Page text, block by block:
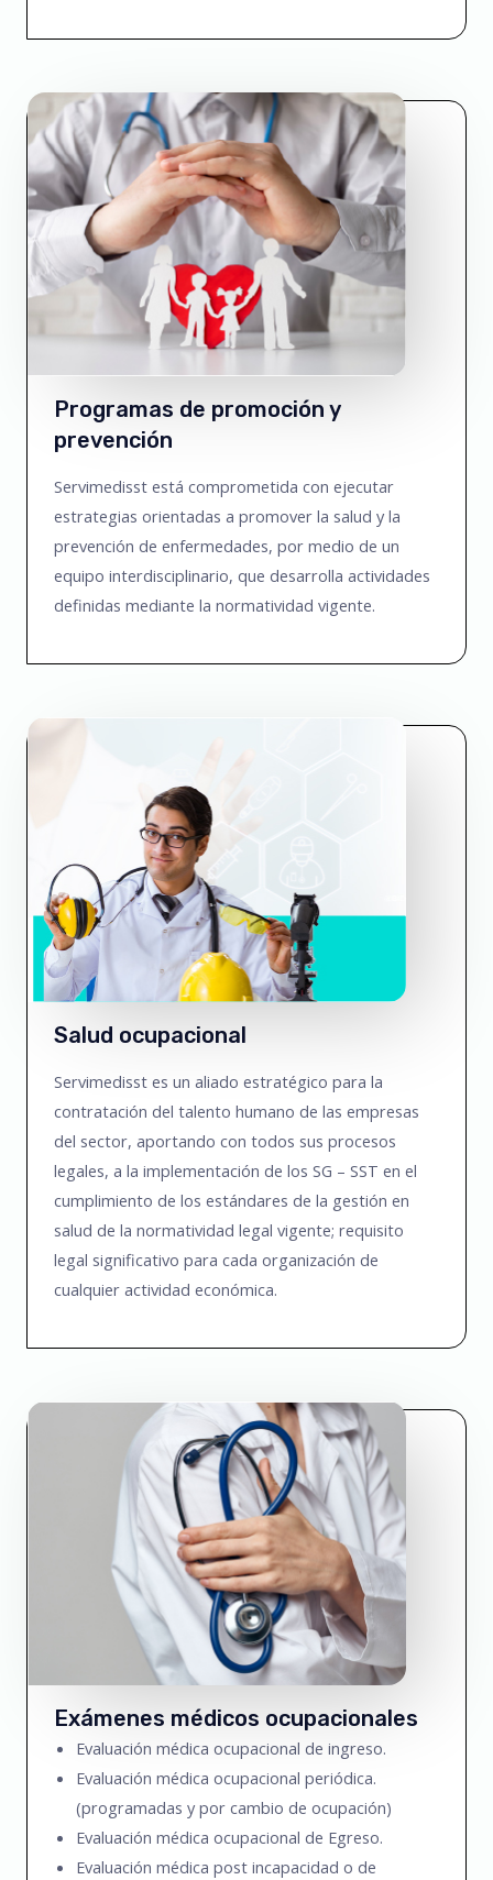
Programas de promoción y
prevención
Servimedisst está comprometida con ejecutar
estrategias orientadas a promover la salud y la
prevención de enfermedades, por medio de un
equipo interdisciplinario, que desarrolla actividades
definidas mediante la normatividad vigente.
Salud ocupacional
Servimedisst es un aliado estratégico para la
contratación del talento humano de las empresas
del sector, aportando con todos sus procesos
legales, a la implementación de los SG – SST en el
cumplimiento de los estándares de la gestión en
salud de la normatividad legal vigente; requisito
legal significativo para cada organización de
cualquier actividad económica.
Exámenes médicos ocupacionales
Evaluación médica ocupacional de ingreso.
Evaluación médica ocupacional periódica.
(programadas y por cambio de ocupación)
Evaluación médica ocupacional de Egreso.
Evaluación médica post incapacidad o de